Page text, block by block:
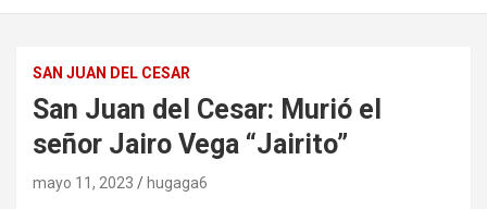
SAN JUAN DEL CESAR
San Juan del Cesar: Murió el
señor Jairo Vega “Jairito”
mayo 11, 2023 hugaga6